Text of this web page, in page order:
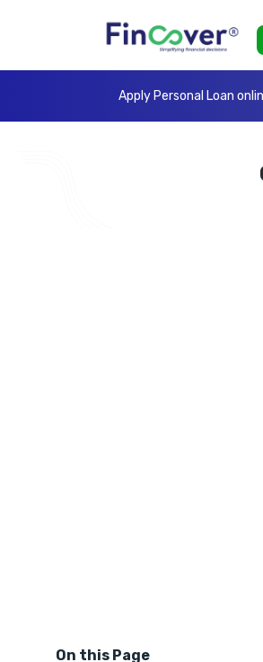
Apply Personal Loan
On this Page